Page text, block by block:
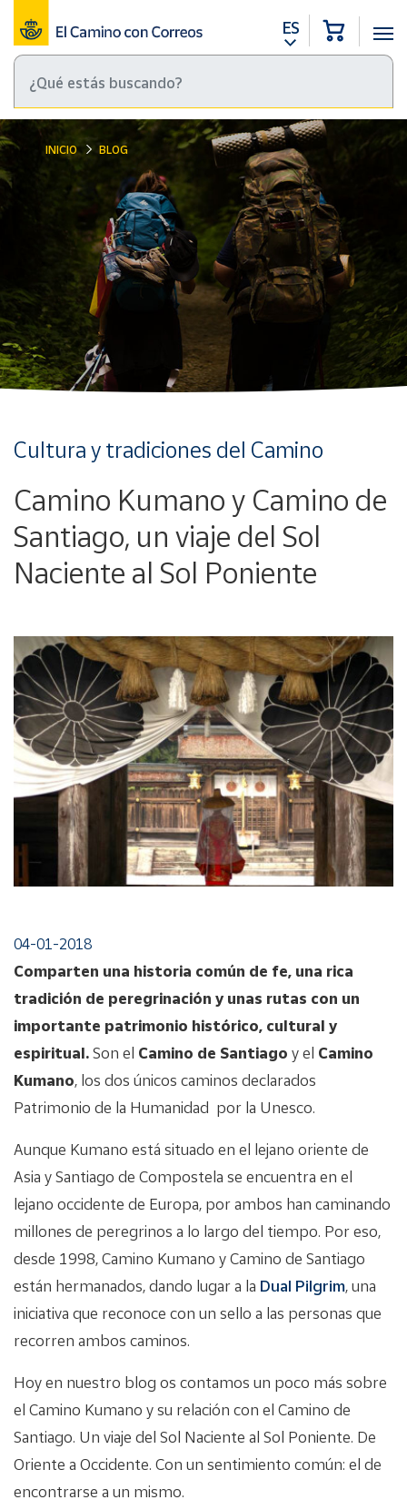
ES
INICIO BLOG
Cultura y tradiciones del Camino
Camino Kumano y Camino de
Santiago, un viaje del Sol
Naciente al Sol Poniente
04-01-2018
Comparten una historia común de fe, una rica
tradición de peregrinación y unas rutas con un
importante patrimonio histórico, cultural y
espiritual.Son el Camino de Santiago y el Camino
Kumano, los dos únicos caminos declarados
Patrimonio de la Humanidad por la Unesco.
Aunque Kumano está situado en el lejano oriente de
Asia y Santiago de Compostela se encuentra en el
lejano occidente de Europa, por ambos han caminando
millones de peregrinos a lo largo del tiempo. Por eso,
desde 1998, Camino Kumano y Camino de Santiago
están hermanados, dando lugar a la Dual Pilgrim, una
iniciativa que reconoce con un sello a las personas que
recorren ambos caminos.
Hoy en nuestro blog os contamos un poco más sobre
el Camino Kumano y su relación con el Camino de
Santiago. Un viaje del Sol Naciente al Sol Poniente. De
Oriente a Occidente. Con un sentimiento común: el de
encontrarse a un mismo.